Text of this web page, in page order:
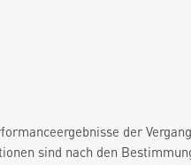
der
sind nach den